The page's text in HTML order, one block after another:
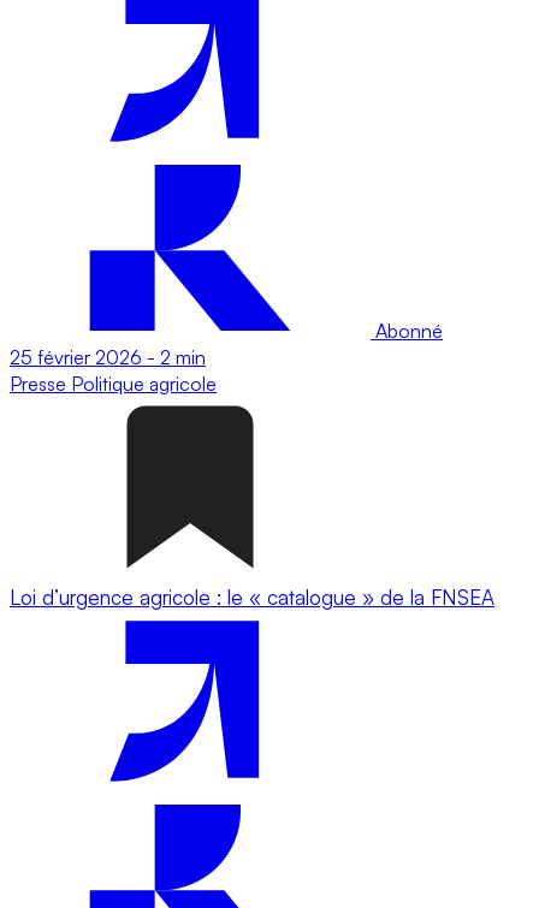
Abonné
25 février 2026 - 2 min
Presse Politique agricole
Loi d’urgence agricole : le « catalogue » de la FNSEA